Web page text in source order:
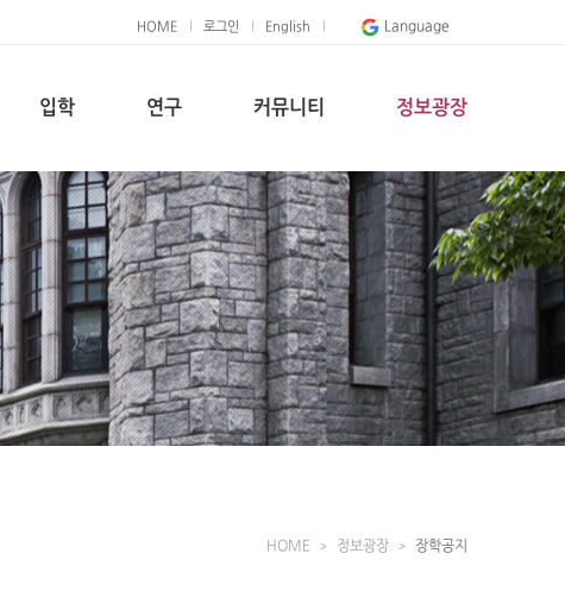
HOME 로그인 English Language
입학 연구 커뮤니티 정보광장
HOME 정보광장 장학공지